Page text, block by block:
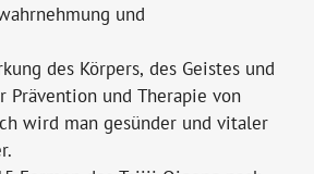
und
des Körpers, des Geistes und
Prävention und Therapie von
wird man gesünder und vitaler